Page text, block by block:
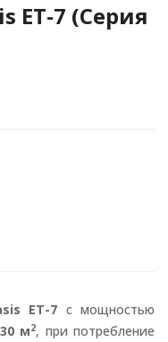
ET-7 (Серия
ET-7 с мощностью
30 м2, при потребление